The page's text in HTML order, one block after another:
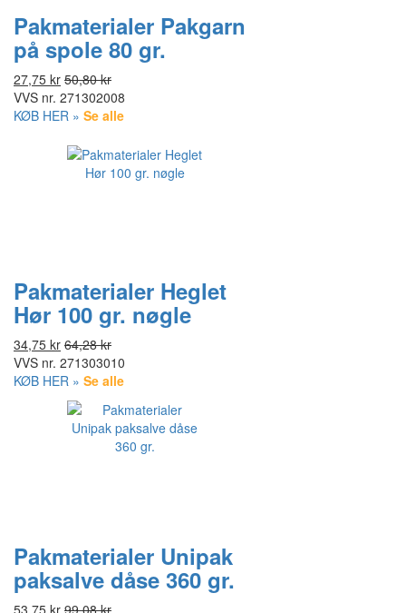
Pakmaterialer Pakgarn
på spole 80 gr.
27,75 kr 50,80 kr
VVS nr. 271302008
KØB HER » Se alle
Pakmaterialer Heglet
Hør 100 gr. nøgle
34,75 kr 64,28 kr
VVS nr. 271303010
KØB HER » Se alle
Pakmaterialer Unipak
paksalve dåse 360 gr.